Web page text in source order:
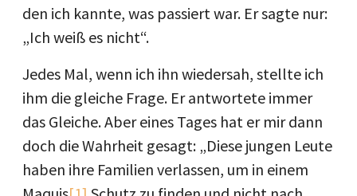
den ich kannte, was passiert war. Er sagte nur:
„Ich weiß es nicht“.
Jedes Mal, wenn ich ihn wiedersah, stellte ich
ihm die gleiche Frage. Er antwortete immer
das Gleiche. Aber eines Tages hat er mir dann
doch die Wahrheit gesagt: „Diese jungen Leute
haben ihre Familien verlassen, um in einem